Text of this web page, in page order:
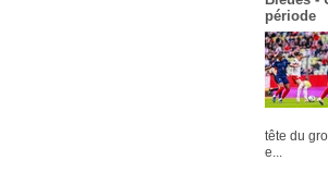
période
tête du
e...